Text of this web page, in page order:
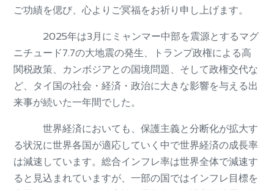
ご功績を偲び、心よりご冥福をお祈り申し上げます。
2025年は3月にミャンマー中部を震源とするマグ
ニチュード7.7の大地震の発生、トランプ政権による高
関税政策、カンボジアとの国境問題、そして政権交代な
ど、タイ国の社会・経済・政治に大きな影響を与える出
来事が続いた一年間でした。
世界経済においても、保護主義と分断化が拡大す
る状況に世界各国が適応していく中で世界経済の成長率
は減速しています。総合インフレ率は世界全体で減速す
ると見込まれていますが、一部の国ではインフレ目標を